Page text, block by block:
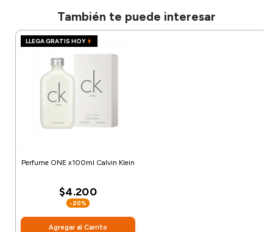
También te puede interesar
LLEGA GRATIS HOY
Perfume ONE x100ml Calvin Klein
$4.200
-20%
Agregar al Carrito